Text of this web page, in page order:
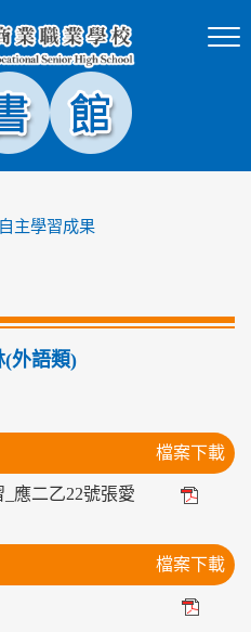
自主學習成果
(外語類)
檔案下載
_應二乙22號張愛
檔案下載